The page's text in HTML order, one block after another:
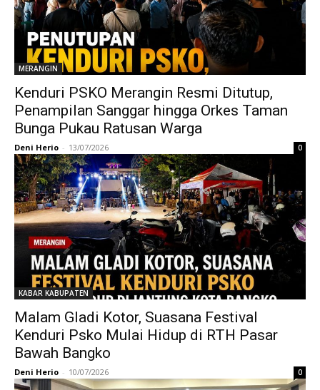
MERANGIN
Kenduri PSKO Merangin Resmi Ditutup,
Penampilan Sanggar hingga Orkes Taman
Bunga Pukau Ratusan Warga
Deni Herio - 13/07/2026 0
KABAR KABUPATEN
Malam Gladi Kotor, Suasana Festival
Kenduri Psko Mulai Hidup di RTH Pasar
Bawah Bangko
Deni Herio - 10/07/2026 0